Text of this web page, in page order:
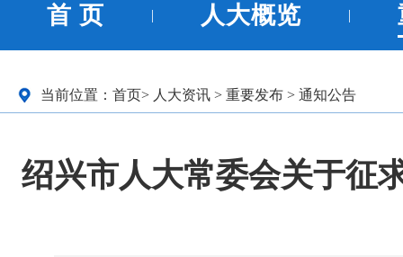
首 页 | 人大概览 |
当前位置： 首页> 人大资讯 > 重要发布 > 通知公告
绍兴市人大常委会关于征